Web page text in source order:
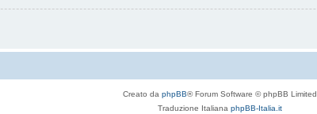
Creato da phpBB® Forum Software © phpBB Limited
Traduzione Italiana phpBB-Italia.it